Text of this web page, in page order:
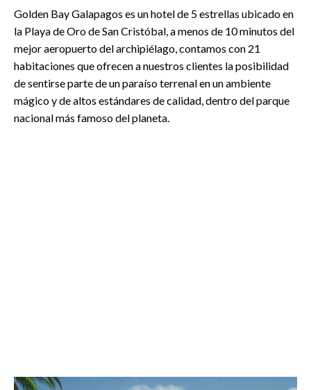
Golden Bay Galapagos es un hotel de 5 estrellas ubicado en
la Playa de Oro de San Cristóbal, a menos de 10 minutos del
mejor aeropuerto del archipiélago, contamos con 21
habitaciones que ofrecen a nuestros clientes la posibilidad
de sentirse parte de un paraíso terrenal en un ambiente
mágico y de altos estándares de calidad, dentro del parque
nacional más famoso del planeta.
" data-bgposition="center center" data-bgfit="cover"